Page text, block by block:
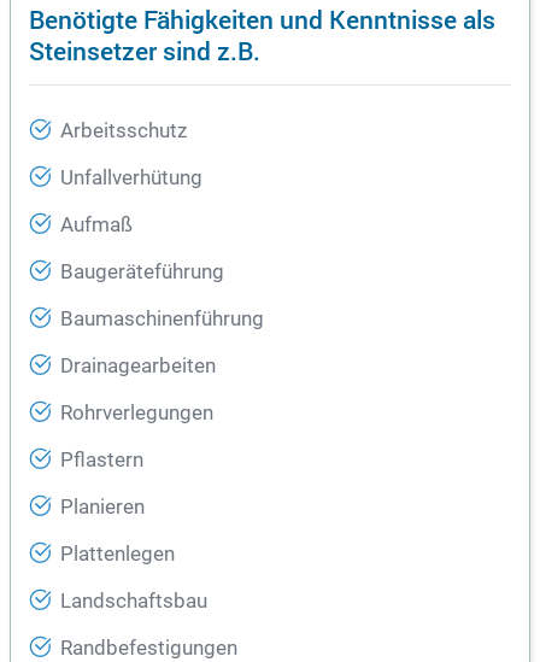
Benötigte Fähigkeiten und Kenntnisse als
Steinsetzer sind z.B.
Arbeitsschutz
Unfallverhütung
Aufmaß
Baugeräteführung
Baumaschinenführung
Drainagearbeiten
Rohrverlegungen
Pflastern
Planieren
Plattenlegen
Landschaftsbau
Randbefestigungen